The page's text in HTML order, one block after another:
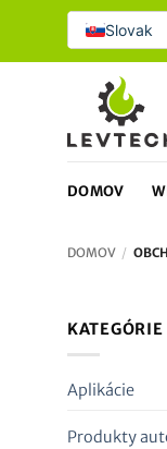
obsah
Slovak
DOMOV
DOMOV /
Aplikácie
Produkty